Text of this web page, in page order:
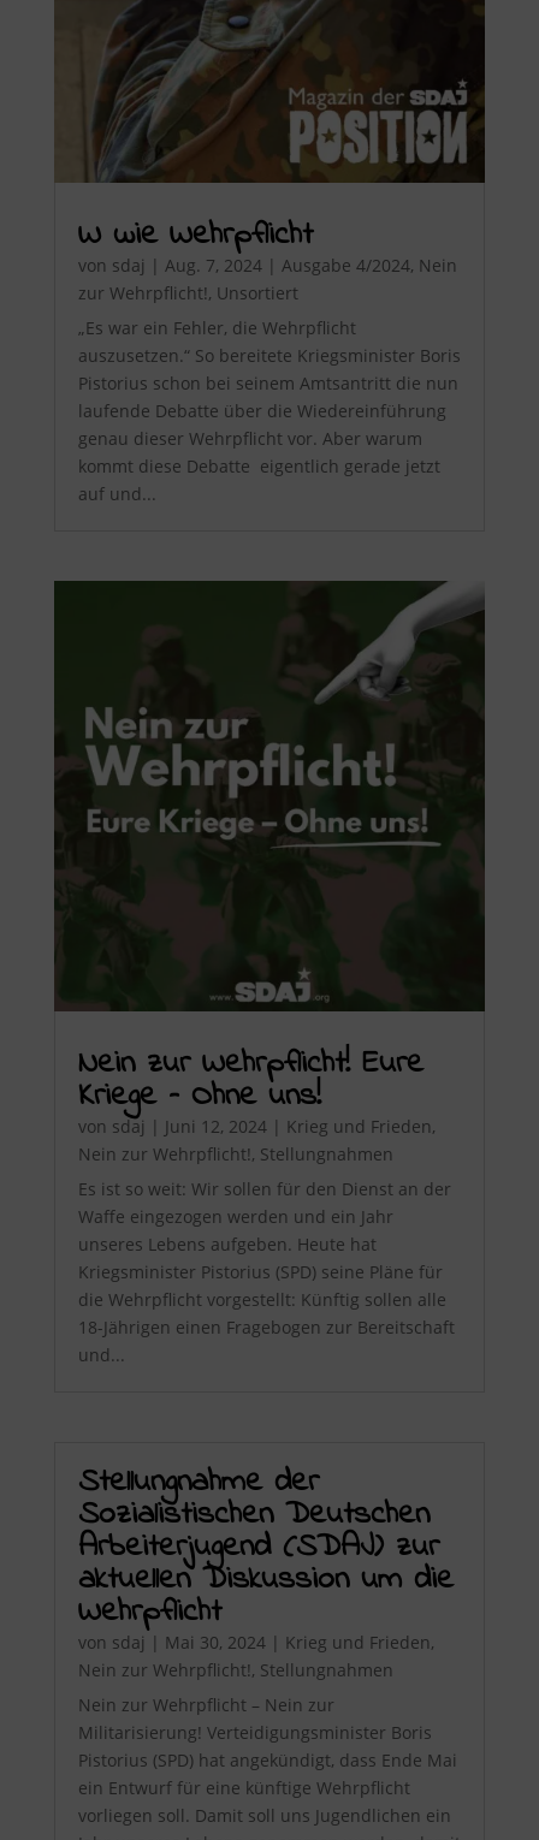
W wie Wehrpflicht
von sdaj | Aug. 7, 2024| Ausgabe 4/2024, Nein
zur Wehrpflicht!, Unsortiert
„Es war ein Fehler, die Wehrpflicht
auszusetzen.“ So bereitete Kriegsminister Boris
Pistorius schon bei seinem Amtsantritt die nun
laufende Debatte über die Wiedereinführung
genau dieser Wehrpflicht vor. Aber warum
kommt diese Debatte eigentlich gerade jetzt
auf und...
Nein zur Wehrpflicht! Eure
Kriege – Ohne uns!
von sdaj | Juni 12, 2024| Krieg und Frieden,
Nein zur Wehrpflicht!, Stellungnahmen
Es ist so weit: Wir sollen für den Dienst an der
Waffe eingezogen werden und ein Jahr
unseres Lebens aufgeben. Heute hat
Kriegsminister Pistorius (SPD) seine Pläne für
die Wehrpflicht vorgestellt: Künftig sollen alle
18-Jährigen einen Fragebogen zur Bereitschaft
und...
Stellungnahme der
Sozialistischen Deutschen
Arbeiterjugend (SDAJ) zur
aktuellen Diskussion um die
Wehrpflicht
von sdaj | Mai 30, 2024| Krieg und Frieden,
Nein zur Wehrpflicht!, Stellungnahmen
Nein zur Wehrpflicht – Nein zur
Militarisierung! Verteidigungsminister Boris
Pistorius (SPD) hat angekündigt, dass Ende Mai
ein Entwurf für eine künftige Wehrpflicht
vorliegen soll. Damit soll uns Jugendlichen ein